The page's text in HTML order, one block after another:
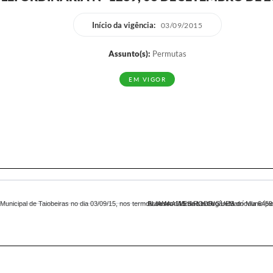
Início da vigência: 03/09/2015
Assunto(s): Permutas
EM VIGOR
de Taiobeiras no dia 03/09/15, nos termos do Art. 115 da Lei Orgânica do
ELIANA ALVES RODRIGUES
Assessor Administrativo I - Matrícula 6459